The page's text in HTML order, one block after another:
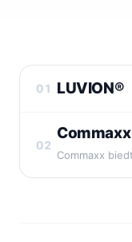
01 LUVION®
02
Commaxx